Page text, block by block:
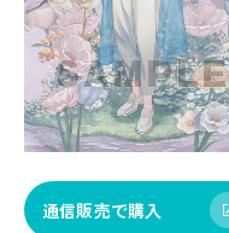
通信販売で購入